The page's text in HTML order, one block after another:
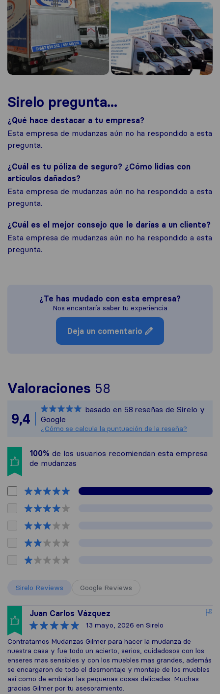
Sirelo pregunta...
¿Qué hace destacar a tu empresa?
Esta empresa de mudanzas aún no ha respondido a esta
pregunta.
¿Cuál es tu póliza de seguro? ¿Cómo lidias con
artículos dañados?
Esta empresa de mudanzas aún no ha respondido a esta
pregunta.
¿Cuál es el mejor consejo que le darías a un cliente?
Esta empresa de mudanzas aún no ha respondido a esta
pregunta.
¿Te has mudado con esta empresa?
Nos encantaría saber tu experiencia
Deja un comentario
Valoraciones 58
Todas las
9,4
basado en 58 reseñas de Sirelo y
Google
¿Cómo se calcula la puntuación de la reseña?
100% de los usuarios recomiendan esta empresa
de mudanzas
Sirelo Reviews Google Reviews
Juan Carlos Vázquez
13 mayo, 2026 en Sirelo
Contratamos Mudanzas Gilmer para hacer la mudanza de
nuestra casa y fue todo un acierto, serios, cuidadosos con los
enseres mas sensibles y con los muebles mas grandes, además
se encargaron de todo el desmontaje y montaje de los muebles
así como de embalar las pequeñas cosas delicadas. Muchas
gracias Gilmer por tu asesoramiento.